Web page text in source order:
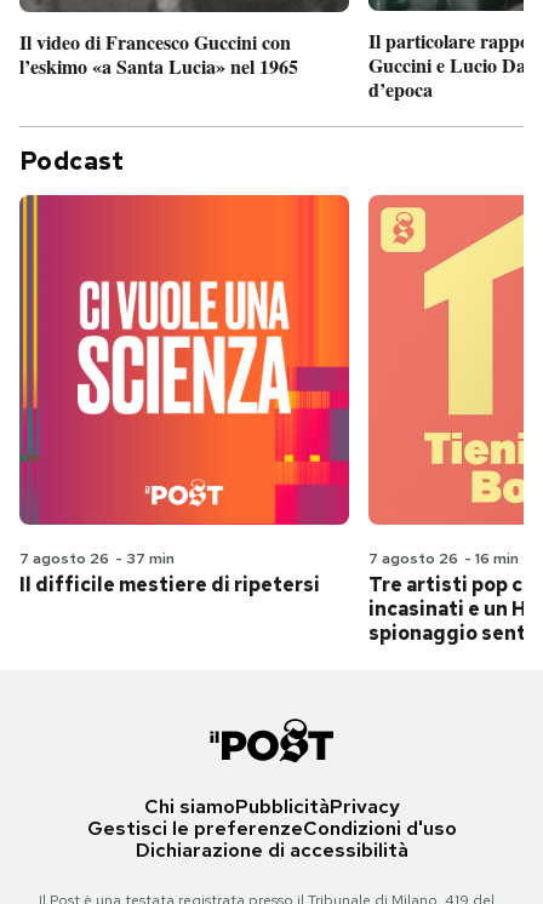
Il video di Francesco Guccini con
l’eskimo «a Santa Lucia» nel 1965
Il particolare
Guccini e Lucio
d’epoca
Podcast
7 agosto 26 - 37 min
Il difficile mestiere di ripetersi
7 agosto 26 - 16 min
Tre artisti pop
incasinati e un
spionaggio
Chi siamoPubblicitàPrivacy
Gestisci le preferenzeCondizioni d'uso
Dichiarazione di accessibilità